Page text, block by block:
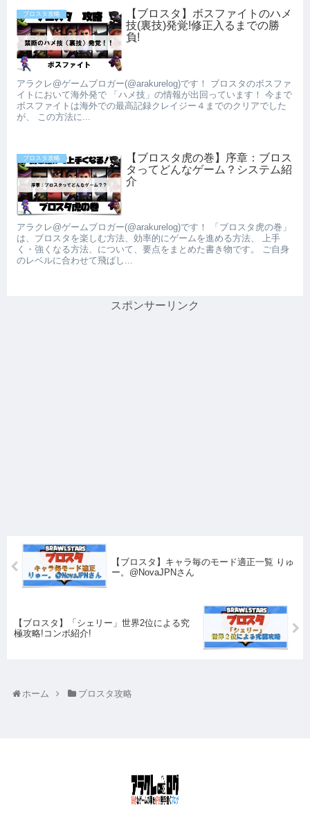
ブロスタ攻略
【ブロスタ】ボスファイトのハメ
技(裏技)発覚!修正入るまでの勝
負!
アラクレ@ゲームブロガー(@arakurelog)です！ ブロスタのボスファ
イトにおいて海外発で 「ハメ技」の情報が出回っています！ 今まで
ボスファイトは海外での最高記録クレイジー４までのクリアでした
が、 この方法に...
ブロスタ攻略
【ブロスタ虎の巻】序章：ブロス
タってどんなゲーム？システム紹
介
アラクレ@ゲームブロガー(@arakurelog)です！ 「ブロスタ虎の巻」
は、ブロスタを楽しむ方法、効率的にゲームを進める方法、 上手
く・強くなる方法、について、要点をまとめた書き物です。 ご自身
のレベルに合わせて飛ばし...
スポンサーリンク
【ブロスタ】キャラ毎のモード適正一覧 りゅ
ー。@NovaJPNさん
【ブロスタ】「シェリー」世界2位による究
極攻略!コンボ紹介!
ホーム ブロスタ攻略